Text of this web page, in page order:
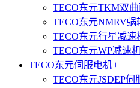
TECO东元TKM双
TECO东元NMRV蜗
TECO东元行星减速
TECO东元WP减速
TECO东元伺服电机+
TECO东元JSDEP伺